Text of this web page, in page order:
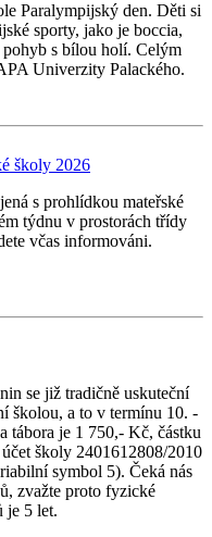
Paralympijský den. Děti si
sporty, jako je boccia,
s bílou holí. Celým
Univerzity Palackého.
školy 2026
s prohlídkou mateřské
týdnu v prostorách třídy
včas informováni.
se již tradičně uskuteční
školou, a to v termínu 10. -
tábora je 1 750,- Kč, částku
školy 2401612808/2010
symbol 5). Čeká nás
zvažte proto fyzické
je 5 let.